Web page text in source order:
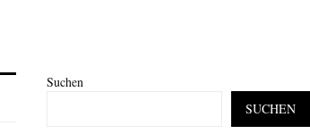
Suchen
SUCHEN